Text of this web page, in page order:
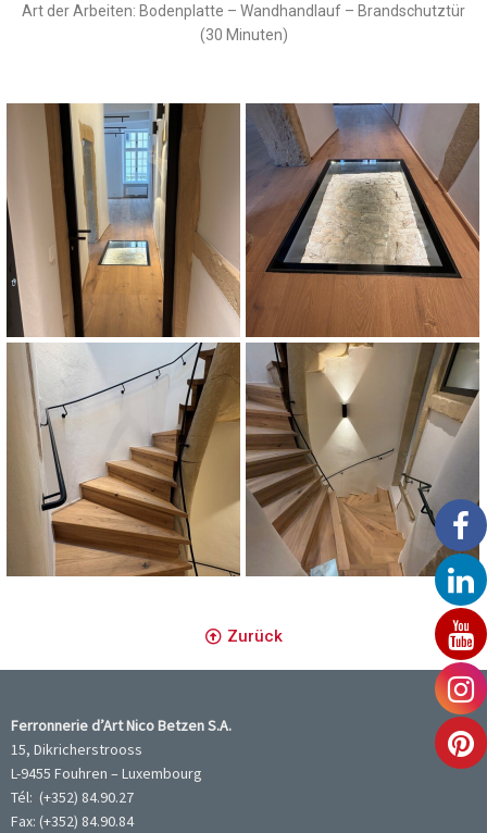
Art der Arbeiten: Bodenplatte – Wandhandlauf – Brandschutztür
(30 Minuten)
Porte Coupe-Feu 30 minutes Dalle de sol
Zurück
Ferronnerie d’Art Nico Betzen S.A.
15, Dikricherstrooss
L-9455 Fouhren – Luxembourg
Tél: (+352) 84.90.27
Fax: (+352) 84.90.84